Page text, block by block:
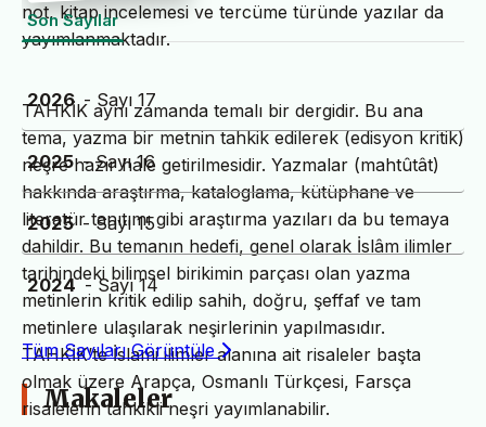
not, kitap incelemesi ve tercüme türünde yazılar da
yayımlanmaktadır.
TAHKİK aynı zamanda temalı bir dergidir. Bu ana
tema, yazma bir metnin tahkik edilerek (edisyon kritik)
neşre hazır hale getirilmesidir. Yazmalar (mahtûtât)
hakkında araştırma, kataloglama, kütüphane ve
literatür tanıtımı gibi araştırma yazıları da bu temaya
dahildir. Bu temanın hedefi, genel olarak İslâm ilimler
tarihindeki bilimsel birikimin parçası olan yazma
metinlerin kritik edilip sahih, doğru, şeffaf ve tam
metinlere ulaşılarak neşirlerinin yapılmasıdır.
TAHKİK’te İslami ilimler alanına ait risaleler başta
olmak üzere Arapça, Osmanlı Türkçesi, Farsça
risalelerin tahkikli neşri yayımlanabilir.
Son Sayılar
2026 - Sayı 17
2025 - Sayı 16
2025 - Sayı 15
2024 - Sayı 14
Tüm Sayıları Görüntüle
Makaleler